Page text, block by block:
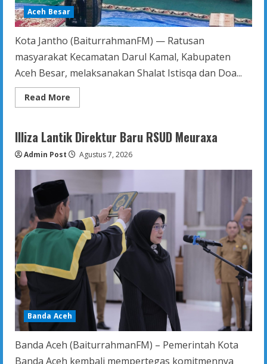
Aceh Besar
Kota Jantho (BaiturrahmanFM) — Ratusan
masyarakat Kecamatan Darul Kamal, Kabupaten
Aceh Besar, melaksanakan Shalat Istisqa dan Doa...
Read More
more
Masyarakat
Darul
Gelar
Istisqa,
Saat
Doa
Dipanjatkan
Illiza Lantik Direktur Baru RSUD Meuraxa
Admin Post Agustus 7, 2026
Banda Aceh
Banda Aceh (BaiturrahmanFM) – Pemerintah Kota
Banda Aceh kembali mempertegas komitmennya